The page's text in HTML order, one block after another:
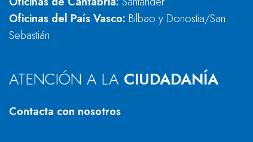
Oficinas del País Vasco: Bilbao y Donostia/San
Sebastián
ATENCIÓN A LA CIUDADANÍA
Contacta con nosotros